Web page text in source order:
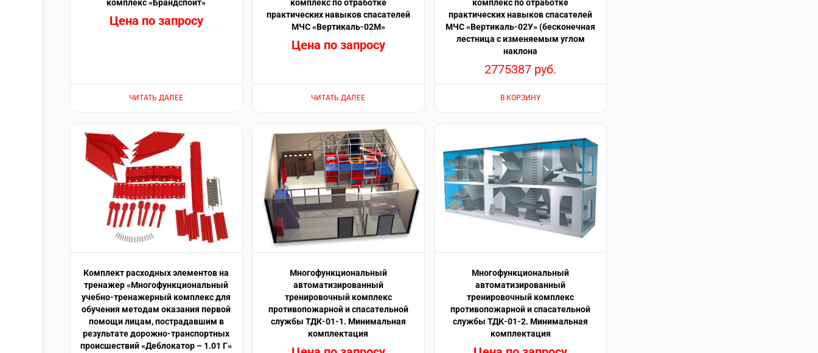
комплекс «Брандспойт»
Цена по запросу
ЧИТАТЬ ДАЛЕЕ
комплекс по отработке
практических навыков спасателей
МЧС «Вертикаль-02М»
Цена по запросу
ЧИТАТЬ ДАЛЕЕ
комплекс по отработке
практических навыков спасателей
МЧС «Вертикаль-02У» (бесконечная
лестница с изменяемым углом
наклона
2775387 руб.
В КОРЗИНУ
Комплект расходных элементов на
тренажер «Многофункциональный
учебно-тренажерный комплекс для
обучения методам оказания первой
помощи лицам, пострадавшим в
результате дорожно-транспортных
происшествий «Деблокатор – 1.01 Г»
Многофункциональный
автоматизированный
тренировочный комплекс
противопожарной и спасательной
службы ТДК-01-1. Минимальная
комплектация
Многофункциональный
автоматизированный
тренировочный комплекс
противопожарной и спасательной
службы ТДК-01-2. Минимальная
комплектация